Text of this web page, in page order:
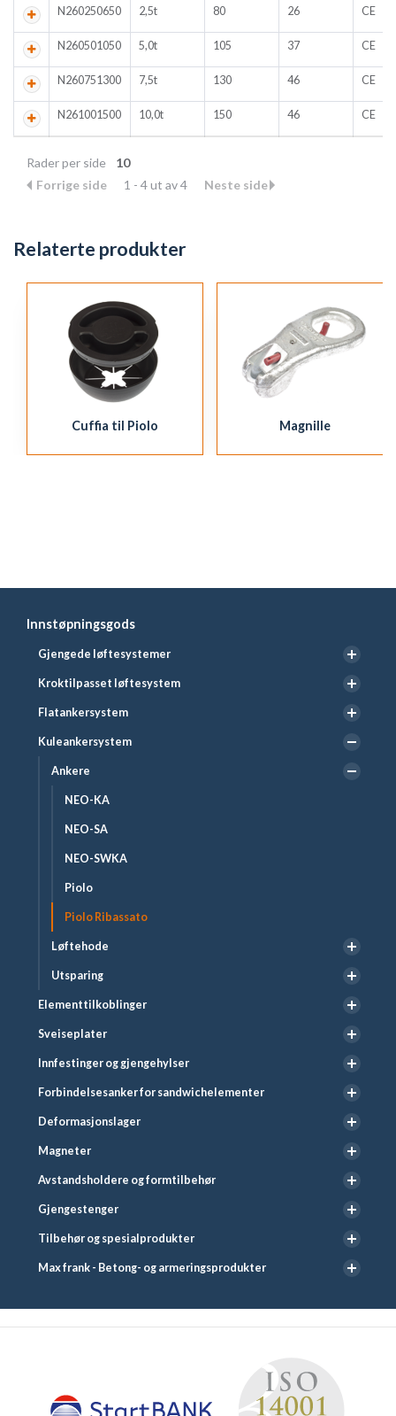
Innstøpningsgods
Gjengede løftesystemer
Kroktilpasset løftesystem
Flatankersystem
Kuleankersystem
Ankere
NEO-KA
NEO-SA
NEO-SWKA
Piolo
Piolo Ribassato
Løftehode
Utsparing
Elementtilkoblinger
Sveiseplater
Innfestinger og gjengehylser
Forbindelsesanker for sandwichelementer
Deformasjonslager
Magneter
Avstandsholdere og formtilbehør
Gjengestenger
Tilbehør og spesialprodukter
Max frank - Betong- og armeringsprodukter
N260250650 2,5t 80 26 CE
N260501050 5,0t 105 37 CE
N260751300 7,5t 130 46 CE
N261001500 10,0t 150 46 CE
Rader per side
10
Forrige side
1 - 4 ut av 4 Neste side
Relaterte produkter
Cuffia til Piolo Magnille